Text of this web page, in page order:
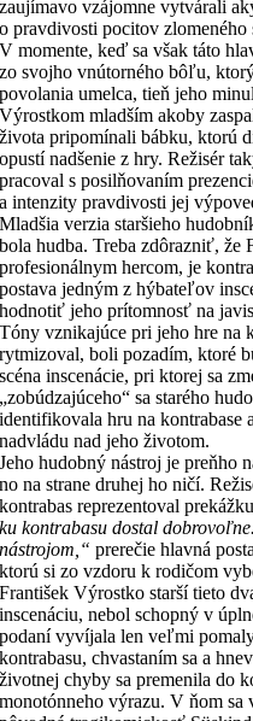
zaujímavo vzájomne vytvárali
o pravdivosti pocitov zlomeného
V momente, keď sa však táto
zo svojho vnútorného bôľu,
povolania umelca, tieň jeho
Výrostkom mladším akoby
života pripomínali bábku, ktorú
opustí nadšenie z hry. Režisér
pracoval s posilňovaním
a intenzity pravdivosti jej
Mladšia verzia staršieho
bola hudba. Treba zdôrazniť, že
profesionálnym hercom, je
postava jedným z hýbateľov
hodnotiť jeho prítomnosť na
Tóny vznikajúce pri jeho hre na
rytmizoval, boli pozadím, ktoré
scéna inscenácie, pri ktorej sa
„zobúdzajúceho“ sa starého
identifikovala hru na kontrabase
nadvládu nad jeho životom.
Jeho hudobný nástroj je preňho
no na strane druhej ho ničí.
kontrabas reprezentoval
ku kontrabasu dostal
nástrojom,“prerečie hlavná
ktorú si zo vzdoru k rodičom
František Výrostko starší tieto
inscenáciu, nebol schopný v
podaní vyvíjala len veľmi
kontrabasu, chvastaním sa a
životnej chyby sa premenila do
monotónneho výrazu. V ňom sa